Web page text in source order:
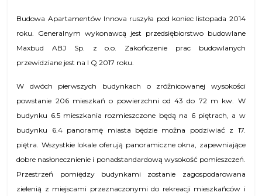
Budowa Apartamentów Innova ruszyła pod koniec listopada 2014
roku. Generalnym wykonawcą jest przedsiębiorstwo budowlane
Maxbud ABJ Sp. z o.o. Zakończenie prac budowlanych
przewidziane jest na I Q 2017 roku.
W dwóch pierwszych budynkach o zróżnicowanej wysokości
powstanie 206 mieszkań o powierzchni od 43 do 72 m kw. W
budynku 6.5 mieszkania rozmieszczone będą na 6 piętrach, a w
budynku 6.4 panoramę miasta będzie można podziwiać z 17.
piętra. Wszystkie lokale oferują panoramiczne okna, zapewniające
dobre nasłonecznienie i ponadstandardową wysokość pomieszczeń.
Przestrzeń pomiędzy budynkami zostanie zagospodarowana
zielenią z miejscami przeznaczonymi do rekreacji mieszkańców i